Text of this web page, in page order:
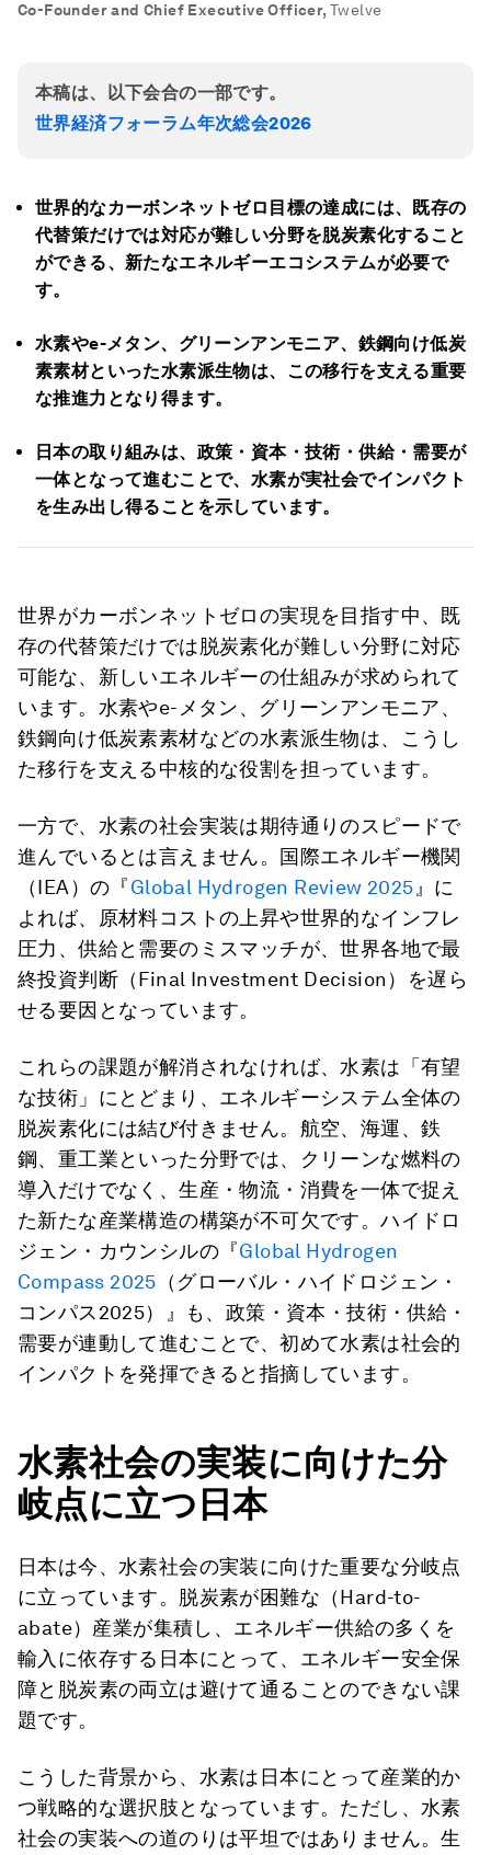
Co-Founder and Chief Executive Officer, Twelve
本稿は、以下会合の一部です。
世界経済フォーラム年次総会2026
世界的なカーボンネットゼロ目標の達成には、既存の
代替策だけでは対応が難しい分野を脱炭素化すること
ができる、新たなエネルギーエコシステムが必要で
す。
水素やe-メタン、グリーンアンモニア、鉄鋼向け低炭
素素材といった水素派生物は、この移行を支える重要
な推進力となり得ます。
日本の取り組みは、政策・資本・技術・供給・需要が
一体となって進むことで、水素が実社会でインパクト
を生み出し得ることを示しています。
世界がカーボンネットゼロの実現を目指す中、既
存の代替策だけでは脱炭素化が難しい分野に対応
可能な、新しいエネルギーの仕組みが求められて
います。水素やe-メタン、グリーンアンモニア、
鉄鋼向け低炭素素材などの水素派生物は、こうし
た移行を支える中核的な役割を担っています。
一方で、水素の社会実装は期待通りのスピードで
進んでいるとは言えません。国際エネルギー機関
（IEA）の『Global Hydrogen Review 2025 』に
よれば、原材料コストの上昇や世界的なインフレ
圧力、供給と需要のミスマッチが、世界各地で最
終投資判断（Final Investment Decision）を遅ら
せる要因となっています。
これらの課題が解消されなければ、水素は「有望
な技術」にとどまり、エネルギーシステム全体の
脱炭素化には結び付きません。航空、海運、鉄
鋼、重工業といった分野では、クリーンな燃料の
導入だけでなく、生産・物流・消費を一体で捉え
た新たな産業構造の構築が不可欠です。ハイドロ
ジェン・カウンシルの『Global Hydrogen
Compass 2025 （グローバル・ハイドロジェン・
コンパス2025）』も、政策・資本・技術・供給・
需要が連動して進むことで、初めて水素は社会的
インパクトを発揮できると指摘しています。
水素社会の実装に向けた分
岐点に立つ日本
日本は今、水素社会の実装に向けた重要な分岐点
に立っています。脱炭素が困難な（Hard-to-
abate）産業が集積し、エネルギー供給の多くを
輸入に依存する日本にとって、エネルギー安全保
障と脱炭素の両立は避けて通ることのできない課
題です。
こうした背景から、水素は日本にとって産業的か
つ戦略的な選択肢となっています。ただし、水素
社会の実装への道のりは平坦ではありません。生